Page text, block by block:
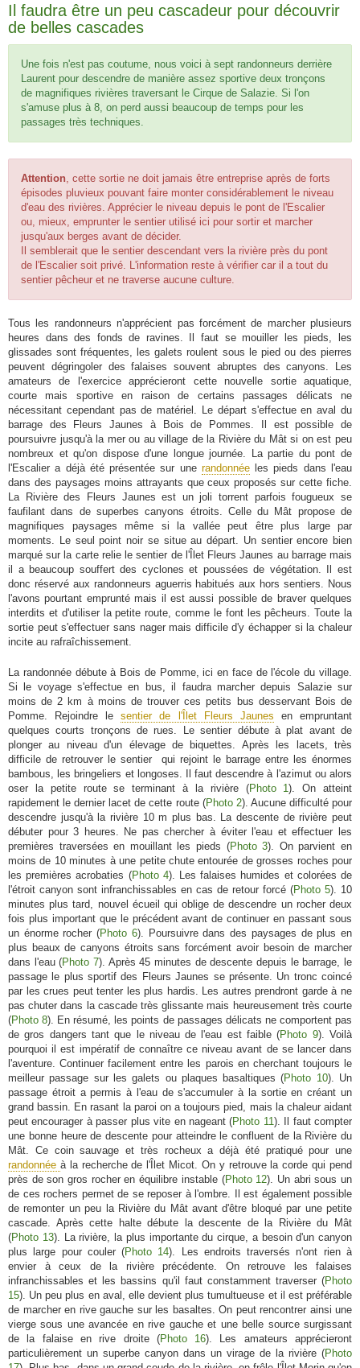
Il faudra être un peu cascadeur pour découvrir
de belles cascades
Une fois n'est pas coutume, nous voici à sept randonneurs derrière
Laurent pour descendre de manière assez sportive deux tronçons
de magnifiques rivières traversant le Cirque de Salazie. Si l'on
s'amuse plus à 8, on perd aussi beaucoup de temps pour les
passages très techniques.
Attention , cette sortie ne doit jamais être entreprise après de forts
épisodes pluvieux pouvant faire monter considérablement le niveau
d'eau des rivières. Apprécier le niveau depuis le pont de l'Escalier
ou, mieux, emprunter le sentier utilisé ici pour sortir et marcher
jusqu'aux berges avant de décider.
Il semblerait que le sentier descendant vers la rivière près du pont
de l'Escalier soit privé. L'information reste à vérifier car il a tout du
sentier pêcheur et ne traverse aucune culture.
Tous les randonneurs n'apprécient pas forcément de marcher plusieurs
heures dans des fonds de ravines. Il faut se mouiller les pieds, les
glissades sont fréquentes, les galets roulent sous le pied ou des pierres
peuvent dégringoler des falaises souvent abruptes des canyons. Les
amateurs de l'exercice apprécieront cette nouvelle sortie aquatique,
courte mais sportive en raison de certains passages délicats ne
nécessitant cependant pas de matériel. Le départ s'effectue en aval du
barrage des Fleurs Jaunes à Bois de Pommes. Il est possible de
poursuivre jusqu'à la mer ou au village de la Rivière du Mât si on est peu
nombreux et qu'on dispose d'une longue journée. La partie du pont de
l'Escalier a déjà été présentée sur une randonnéeles pieds dans l'eau
dans des paysages moins attrayants que ceux proposés sur cette fiche.
La Rivière des Fleurs Jaunes est un joli torrent parfois fougueux se
faufilant dans de superbes canyons étroits. Celle du Mât propose de
magnifiques paysages même si la vallée peut être plus large par
moments. Le seul point noir se situe au départ. Un sentier encore bien
marqué sur la carte relie le sentier de l'Îlet Fleurs Jaunes au barrage mais
il a beaucoup souffert des cyclones et poussées de végétation. Il est
donc réservé aux randonneurs aguerris habitués aux hors sentiers. Nous
l'avons pourtant emprunté mais il est aussi possible de braver quelques
interdits et d'utiliser la petite route, comme le font les pêcheurs. Toute la
sortie peut s'effectuer sans nager mais difficile d'y échapper si la chaleur
incite au rafraîchissement.
La randonnée débute à Bois de Pomme, ici en face de l'école du village.
Si le voyage s'effectue en bus, il faudra marcher depuis Salazie sur
moins de 2 km à moins de trouver ces petits bus desservant Bois de
Pomme. Rejoindre lesentier de l'Îlet Fleurs Jaunes en empruntant
quelques courts tronçons de rues. Le sentier débute à plat avant de
plonger au niveau d'un élevage de biquettes. Après les lacets, très
difficile de retrouver le sentier qui rejoint le barrage entre les énormes
bambous, les bringeliers et longoses. Il faut descendre à l'azimut ou alors
oser la petite route se terminant à la rivière (Photo 1). On atteint
rapidement le dernier lacet de cette route (Photo 2). Aucune difficulté pour
descendre jusqu'à la rivière 10 m plus bas. La descente de rivière peut
débuter pour 3 heures. Ne pas chercher à éviter l'eau et effectuer les
premières traversées en mouillant les pieds (Photo 3). On parvient en
moins de 10 minutes à une petite chute entourée de grosses roches pour
les premières acrobaties (Photo 4). Les falaises humides et colorées de
l'étroit canyon sont infranchissables en cas de retour forcé (Photo 5). 10
minutes plus tard, nouvel écueil qui oblige de descendre un rocher deux
fois plus important que le précédent avant de continuer en passant sous
un énorme rocher (Photo 6). Poursuivre dans des paysages de plus en
plus beaux de canyons étroits sans forcément avoir besoin de marcher
dans l'eau (Photo 7). Après 45 minutes de descente depuis le barrage, le
passage le plus sportif des Fleurs Jaunes se présente. Un tronc coincé
par les crues peut tenter les plus hardis. Les autres prendront garde à ne
pas chuter dans la cascade très glissante mais heureusement très courte
(Photo 8). En résumé, les points de passages délicats ne comportent pas
de gros dangers tant que le niveau de l'eau est faible (Photo 9). Voilà
pourquoi il est impératif de connaître ce niveau avant de se lancer dans
l'aventure. Continuer facilement entre les parois en cherchant toujours le
meilleur passage sur les galets ou plaques basaltiques (Photo 10). Un
passage étroit a permis à l'eau de s'accumuler à la sortie en créant un
grand bassin. En rasant la paroi on a toujours pied, mais la chaleur aidant
peut encourager à passer plus vite en nageant (Photo 11). Il faut compter
une bonne heure de descente pour atteindre le confluent de la Rivière du
Mât. Ce coin sauvage et très rocheux a déjà été pratiqué pour une
randonnée à la recherche de l'Îlet Micot. On y retrouve la corde qui pend
près de son gros rocher en équilibre instable (Photo 12). Un abri sous un
de ces rochers permet de se reposer à l'ombre. Il est également possible
de remonter un peu la Rivière du Mât avant d'être bloqué par une petite
cascade. Après cette halte débute la descente de la Rivière du Mât
(Photo 13). La rivière, la plus importante du cirque, a besoin d'un canyon
plus large pour couler (Photo 14). Les endroits traversés n'ont rien à
envier à ceux de la rivière précédente. On retrouve les falaises
infranchissables et les bassins qu'il faut constamment traverser (Photo
15). Un peu plus en aval, elle devient plus tumultueuse et il est préférable
de marcher en rive gauche sur les basaltes. On peut rencontrer ainsi une
vierge sous une avancée en rive gauche et une belle source surgissant
de la falaise en rive droite (Photo 16). Les amateurs apprécieront
particulièrement un superbe canyon dans un virage de la rivière (Photo